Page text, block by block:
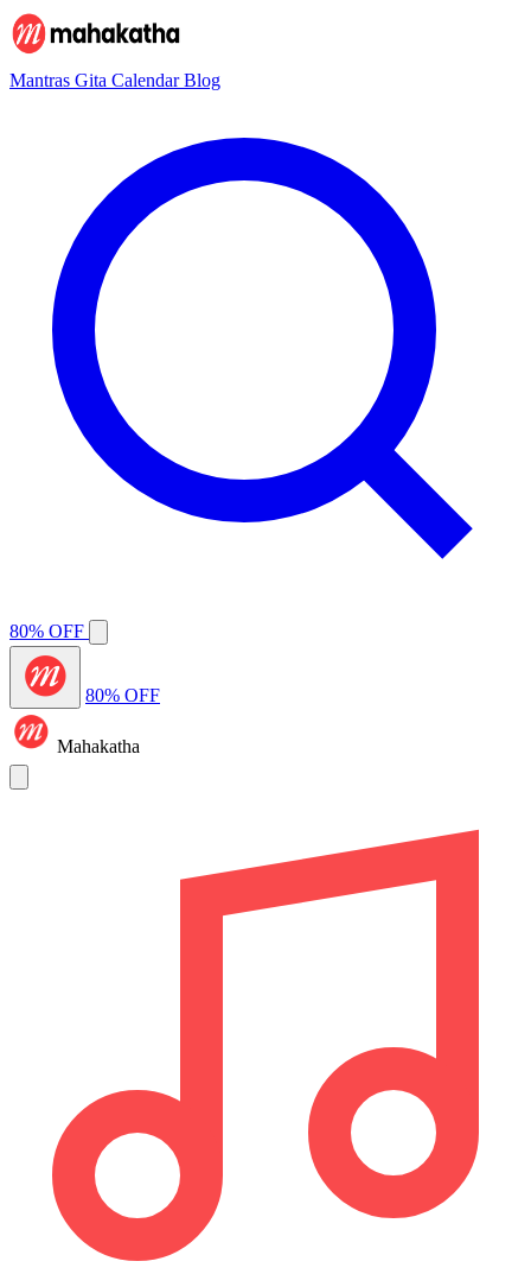
Mantras Gita CalendarBlog
80% OFF
80% OFF
Mahakatha